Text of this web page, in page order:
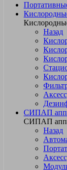
Назад
СИПАП
СИПАП
Назад